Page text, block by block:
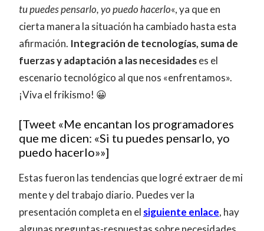
tu puedes pensarlo, yo puedo hacerlo«, ya que en
cierta manera la situación ha cambiado hasta esta
afirmación. Integración de tecnologías, suma de
fuerzas y adaptación a las necesidadeses el
escenario tecnológico al que nos «enfrentamos».
¡Viva el frikismo! 😀
[Tweet «Me encantan los programadores
que me dicen: «Si tu puedes pensarlo, yo
puedo hacerlo»»]
Estas fueron las tendencias que logré extraer de mi
mente y del trabajo diario. Puedes ver la
presentación completa en el siguiente enlace, hay